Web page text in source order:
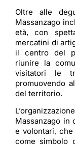
Oltre alle
Massanzago
età, con
mercatini di
il centro del
riunire la
visitatori le
promuovendo
del territorio.
Massanzago in
e volontari,
come simbolo